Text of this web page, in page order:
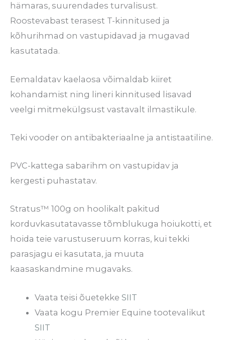
hämaras, suurendades turvalisust.
Roostevabast terasest T-kinnitused ja
kõhurihmad on vastupidavad ja mugavad
kasutatada.
Eemaldatav kaelaosa võimaldab kiiret
kohandamist ning lineri kinnitused lisavad
veelgi mitmekülgsust vastavalt ilmastikule.
Teki vooder on antibakteriaalne ja antistaatiline.
PVC-kattega sabarihm on vastupidav ja
kergesti puhastatav.
Stratus™ 100g on hoolikalt pakitud
korduvkasutatavasse tõmblukuga hoiukotti, et
hoida teie varustuseruum korras, kui tekki
parasjagu ei kasutata, ja muuta
kaasaskandmine mugavaks.
Vaata teisi õuetekkeSIIT
Vaata kogu Premier Equine tootevalikut
SIIT